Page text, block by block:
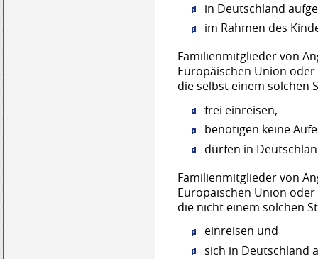
in Deutschland
im Rahmen des
Familienmitglieder von
Europäischen Union
die selbst einem solchen
frei einreisen,
benötigen keine
dürfen in
Familienmitglieder von
Europäischen Union
die nicht einem solchen
einreisen und
sich in Deutschland